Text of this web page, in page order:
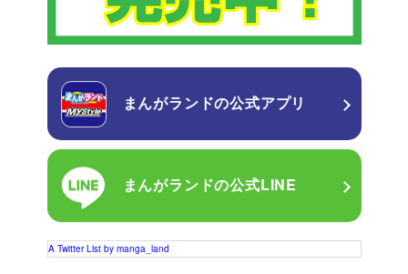
まんがランドの公式アプリ
まんがランドの公式LINE
A Twitter List by manga_land